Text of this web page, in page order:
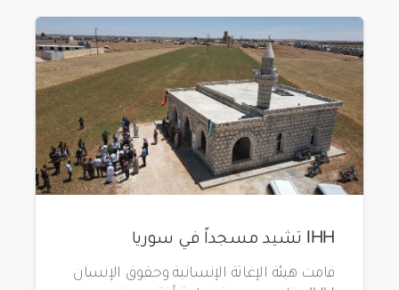
IHH تشيد مسجداً في سوريا
قامت هيئة الإغاثة الإنسانية وحقوق الإنسان